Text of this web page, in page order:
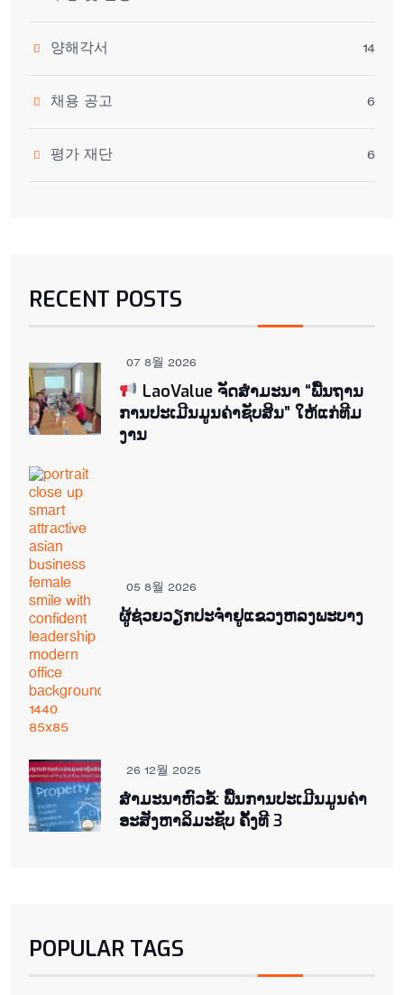
양해각서 14
채용 공고 6
평가 재단 6
RECENT POSTS
07 8월 2026
LaoValue ຈັດສຳມະນາ “ພື້ນຖານ
ການປະເມີນມູນຄ່າຊັບສິນ” ໃຫ້ແກ່ທີມ
ງານ
05 8월 2026
ຜູ້ຊ່ວຍ​ວຽກປະ​ຈຳ​ຢູ​​ແຂວງຫລງ​ພະ​ບາງ
26 12월 2025
ສຳມະນາຫົວຂໍ້: ພື້ນການປະເມີນມູນຄ່າ
ອະສັງຫາລິມະຊັບ ຄັ້ງທີ 3
POPULAR TAGS